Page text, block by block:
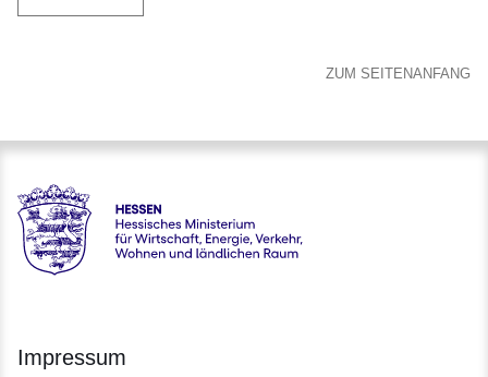
ZUM SEITENANFANG
Hessen - Hessisches Ministerium für Wirtschaft, Energie,
Impressum